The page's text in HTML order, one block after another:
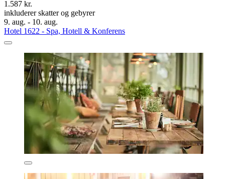
1.587 kr.
inkluderer skatter og gebyrer
9. aug. - 10. aug.
Hotel 1622 - Spa, Hotell & Konferens